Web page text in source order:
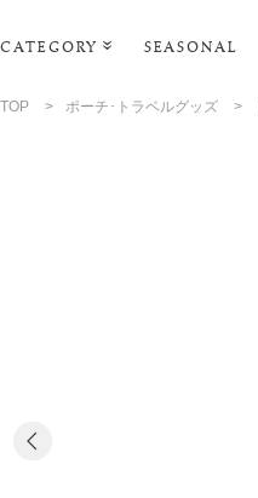
CATEGORY SEASONAL
TOP > ポーチ･トラベルグッズ >